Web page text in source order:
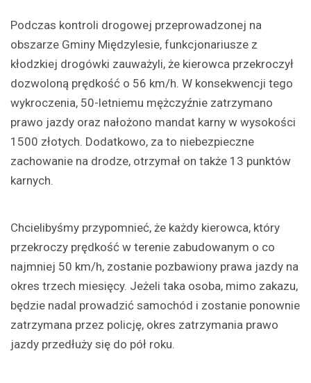
Podczas kontroli drogowej przeprowadzonej na
obszarze Gminy Międzylesie, funkcjonariusze z
kłodzkiej drogówki zauważyli, że kierowca przekroczył
dozwoloną prędkość o 56 km/h. W konsekwencji tego
wykroczenia, 50-letniemu mężczyźnie zatrzymano
prawo jazdy oraz nałożono mandat karny w wysokości
1500 złotych. Dodatkowo, za to niebezpieczne
zachowanie na drodze, otrzymał on także 13 punktów
karnych.
Chcielibyśmy przypomnieć, że każdy kierowca, który
przekroczy prędkość w terenie zabudowanym o co
najmniej 50 km/h, zostanie pozbawiony prawa jazdy na
okres trzech miesięcy. Jeżeli taka osoba, mimo zakazu,
będzie nadal prowadzić samochód i zostanie ponownie
zatrzymana przez policję, okres zatrzymania prawo
jazdy przedłuży się do pół roku.